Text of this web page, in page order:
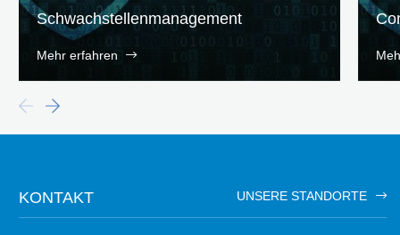
Schwachstellenmanagement
Mehr erfahren
KONTAKT UNSERE STANDORTE